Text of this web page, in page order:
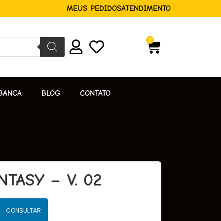
MEUS PEDIDOSATENDIMENTO
0
BLOG CONTATO
– V. 02
CONSULTAR